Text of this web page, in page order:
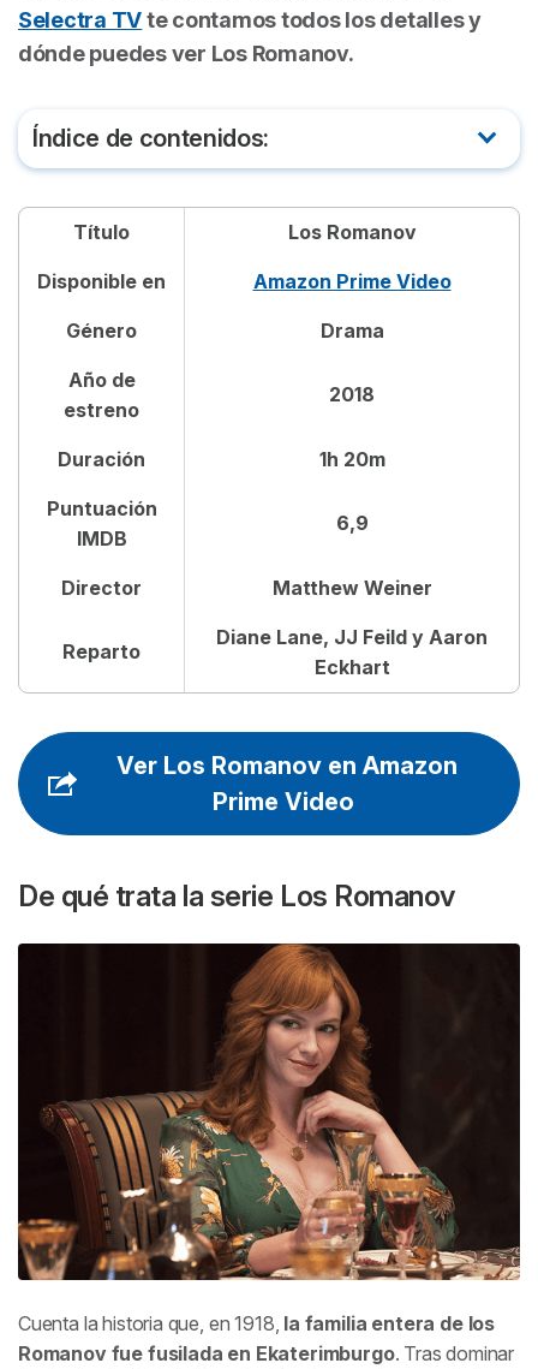
Selectra TVte contamos todos los detalles y
dónde puedes ver Los Romanov.
Índice de contenidos:
Reparto de Los Romanov
Título Los Romanov
Disponible en Amazon Prime Video
Género Drama
Año de
estreno
2018
Duración 1h 20m
Puntuación
IMDB
6,9
Director Matthew Weiner
Reparto
Diane Lane, JJ Feild y Aaron
Eckhart
Ver Los Romanov en Amazon
Prime Video
De qué trata la serie Los Romanov
Cuenta la historia que, en 1918, la familia entera de los
Romanov fue fusilada en Ekaterimburgo. Tras dominar